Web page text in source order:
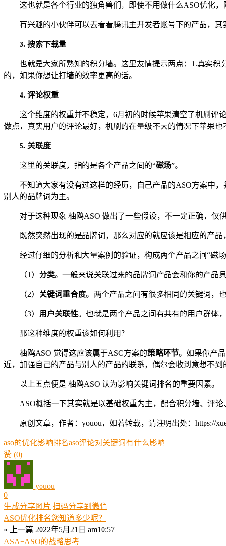
这也就是各个行业的独角兽们，即使不用做什么ASO优化
有兴趣的小伙伴可以去看看腾讯主开发者账号下的产品，
3. 搜索下载量
也就是大家所熟知的积分墙。这里友情提示两点：1.真实
的，如果你想让打墙的效率更高的话。
4. 评论权重
这个维度的权重并不稳定，6月初的时候苹果清空了机刷评
做点，真实用户的评论最好，机刷的在量级不大的情况下苹果也
5. 关联度
这里的关联度，指的是各个产品之间的“磁场”。
不知道大家有没有过这样的经历，自己产品的ASO方案中
别人的品牌词为主。
对于这种现象 柚鸥ASO 做出了一些假设，不一定正确，仅供
既然突然出现的是品牌词，那么对应的就应该是相应的产
经过仔细的分析和大量案例的验证，构成两个产品之间“磁
（1） 分类。一般来说关联过来的品牌词产品会和你的产品具
（2） 关键词重合度。两个产品之间有很多相同的关键词，
（3） 用户关联性。也就是两个产品之间有共有的用户群体
那这种维度的权重该如何利用？
柚鸥ASO 觉得这应该属于ASO方案的策略环节。如果你产
近，加强自己的产品与别人的产品的联系，偶尔会收到意想不到
以上五点便是 柚鸥ASO 认为影响关键词排名的重要因素。
ASO概括一下其实就是以基础权重为主，配合积分墙、评论
原创文章，作者：youou，如若转载，请注明出处：https://
aso的优化影响排名aso评论对关键词有什么影响
赞 (0)
youou
0
生成分享图片 扫码分享到微信
ASO优化排名您知道多少呢？
« 上一篇 2022年5月21日 am10:57
ASA+ASO的战略思考